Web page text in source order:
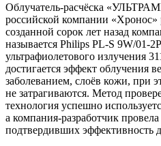
Облучатель-расчёска
российской компании
созданной сорок лет назад
называется Philips PL-S 9W/01-2P
ультрафиолетового излучения
достигается эффект облучения
заболеванием, слоёв кожи, при
не затрагиваются. Метод
технология успешно
а компания-разработчик
подтвердивших эффективность